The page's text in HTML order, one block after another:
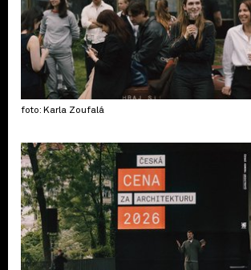
foto: Karla Zoufalá